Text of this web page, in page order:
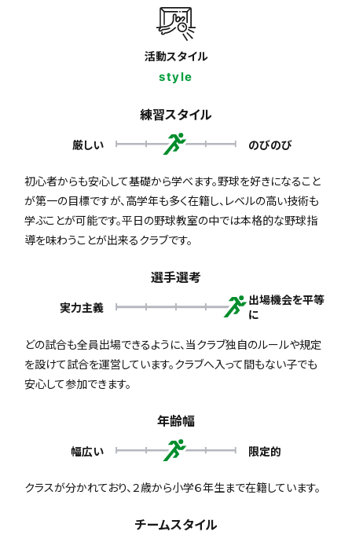
活動スタイル
style
練習スタイル
厳しい のびのび
初心者からも安心して基礎から学べます。野球を好きになること
が第一の目標ですが、高学年も多く在籍し、レベルの高い技術も
学ぶことが可能です。平日の野球教室の中では本格的な野球指
導を味わうことが出来るクラブです。
選手選考
実力主義
出場機会を平等
に
どの試合も全員出場できるように、当クラブ独自のルールや規定
を設けて試合を運営しています。クラブへ入って間もない子でも
安心して参加できます。
年齢幅
幅広い 限定的
クラスが分かれており、２歳から小学６年生まで在籍しています。
チームスタイル